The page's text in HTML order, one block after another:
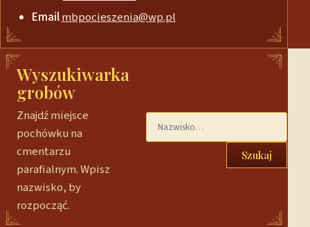
Emailmbpocieszenia@wp.pl
Wyszukiwarka
grobów
Znajdź miejsce
pochówku na
cmentarzu
parafialnym. Wpisz
nazwisko, by
rozpocząć.
Szukaj